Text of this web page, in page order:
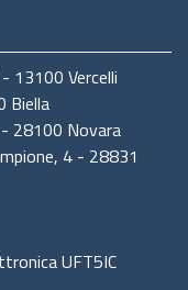
13100 Vercelli
Biella
28100 Novara
4 - 28831
UFT5IC